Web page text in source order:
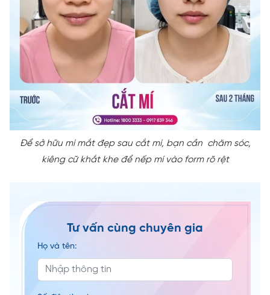
Để sở hữu mí mắt đẹp sau cắt mí, bạn cần chăm sóc,
kiêng cữ khắt khe để nếp mí vào form rõ rệt
Tư vấn cùng chuyên gia
Họ và tên: